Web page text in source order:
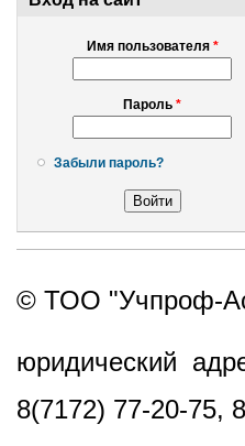
Имя пользователя *
Пароль *
Забыли пароль?
© ТОО "Учпроф-
юридический
8(7172) 77-20-75,